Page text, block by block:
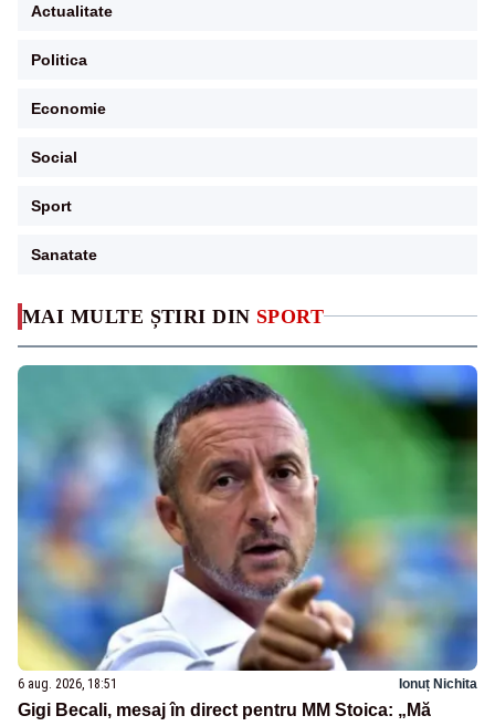
MAI MULTE ȘTIRI DIN SPORT
6 aug. 2026, 18:51 Ionuț Nichita
Gigi Becali, mesaj în direct pentru MM Stoica: „Mă
Actualitate
Politica
Economie
Social
Sport
Sanatate